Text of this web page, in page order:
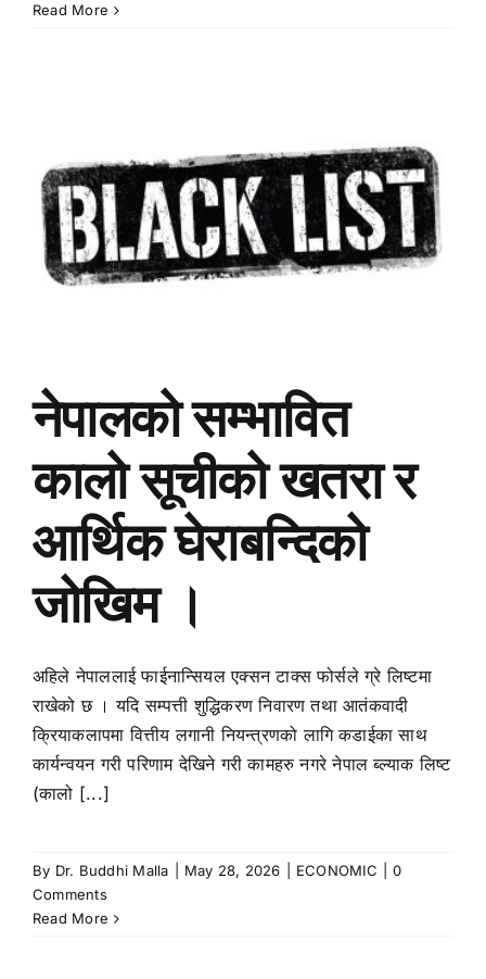
Read More
नेपालको सम्भावित
कालो सूचीको खतरा र
आर्थिक घेराबन्दिको
जोखिम ।
अहिले नेपाललाई फाईनान्सियल एक्सन टाक्स फोर्सले ग्रे लिष्टमा
राखेको छ । यदि सम्पत्ती शुद्धिकरण निवारण तथा आतंकवादी
क्रियाकलापमा वित्तीय लगानी नियन्त्रणको लागि कडाईका साथ
कार्यन्वयन गरी परिणाम देखिने गरी कामहरु नगरे नेपाल ब्ल्याक लिष्ट
(कालो [...]
By Dr. Buddhi Malla May 28, 2026 ECONOMIC
0
Comments
Read More